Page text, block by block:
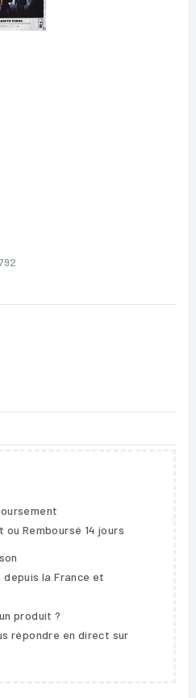
Remboursé 14 jours
la France et
produit ?
répondre en direct sur